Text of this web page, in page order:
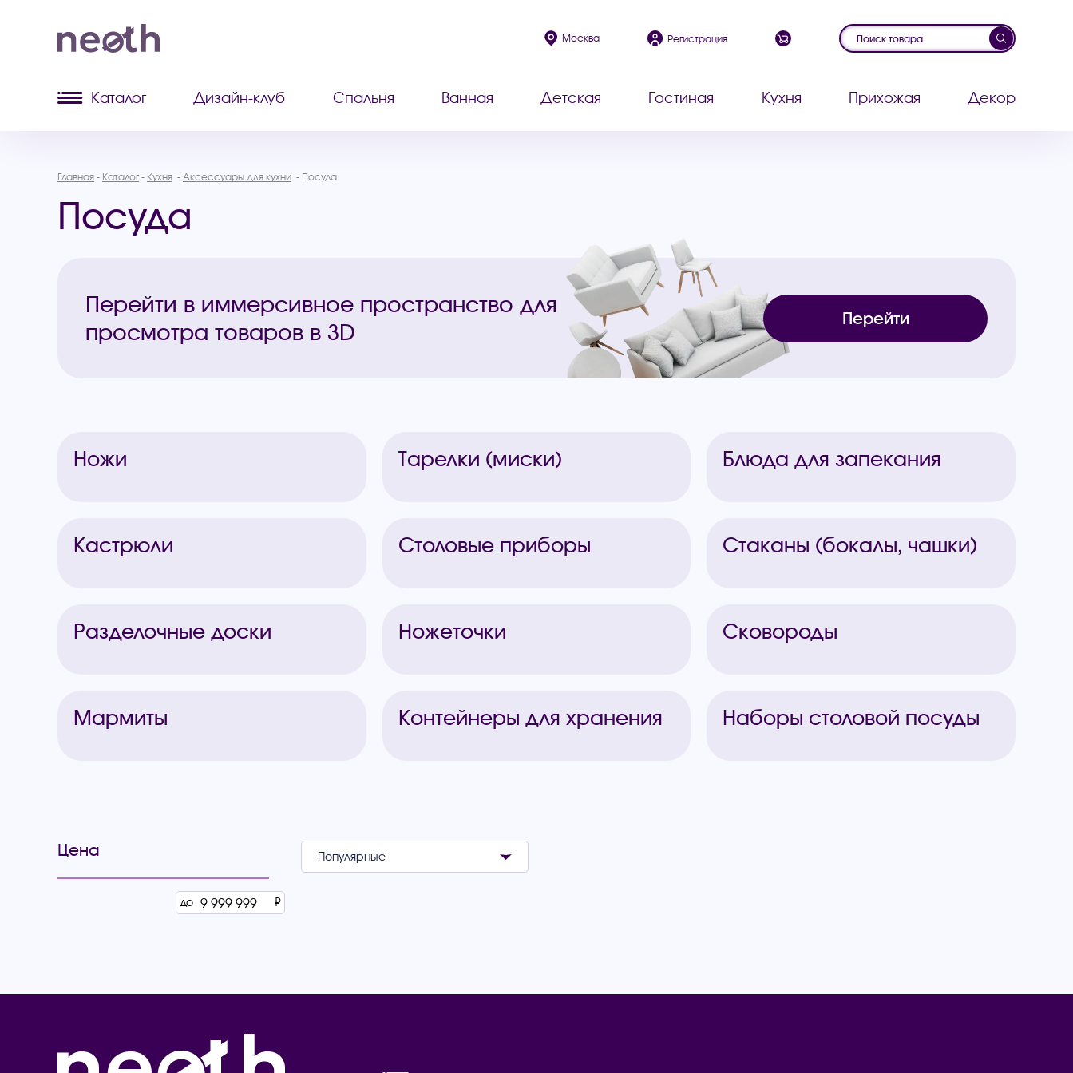
Москва Регистрация
Каталог Дизайн-клуб Спальня Ванная Детская Гостиная Кухня Прихожая Декор
Главная Каталог Кухня Аксессуары для кухни Посуда
Посуда
Перейти в иммерсивное пространство для
просмотра товаров в 3D
Перейти
Ножи Тарелки (миски) Блюда для запекания
Кастрюли Столовые приборы Стаканы (бокалы, чашки)
Разделочные доски Ножеточки Сковороды
Мармиты Контейнеры для хранения Наборы столовой посуды
Цена
до ₽